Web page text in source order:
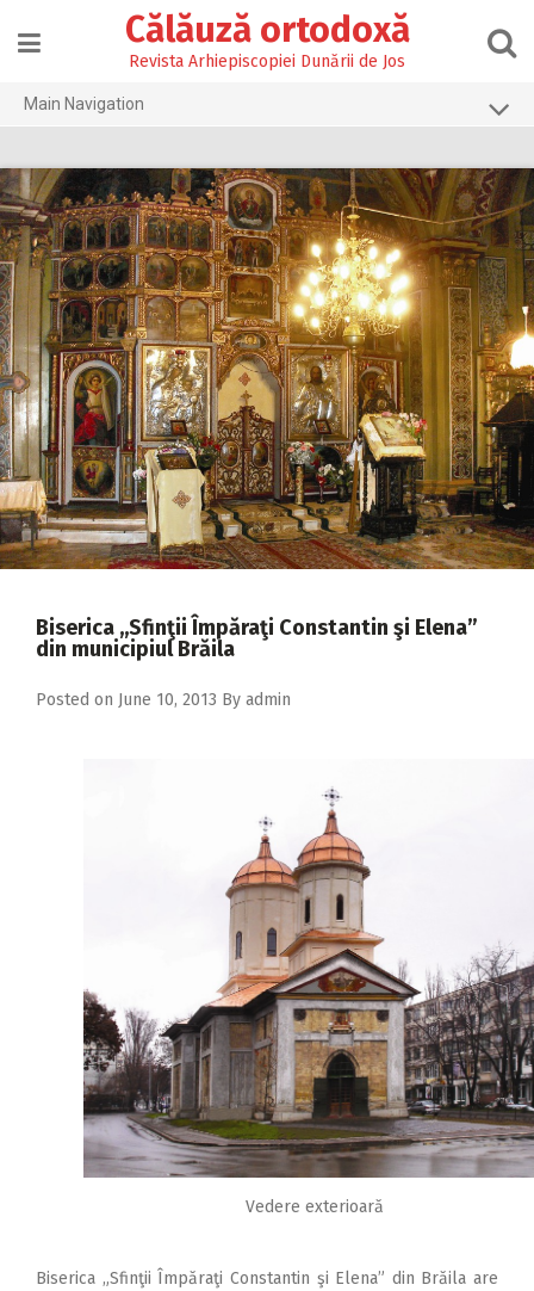
content
Călăuză ortodoxă
Revista Arhiepiscopiei Dunării de Jos
Main Navigation
2026
2025
2024
2023
2022
2021
2020
2019
2018
2016
Biserica ,,Sfinţii Împăraţi Constantin şi Elena”
din municipiul Brăila
Posted on June 10, 2013 By admin
Vedere exterioară
Biserica „Sfinţii Împăraţi Constantin şi Elena” din Brăila are